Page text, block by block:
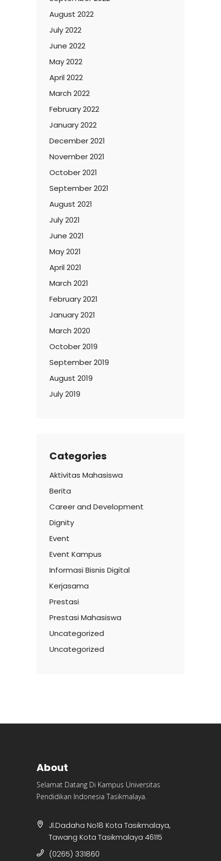
August 2022
July 2022
June 2022
May 2022
April 2022
March 2022
February 2022
January 2022
December 2021
November 2021
October 2021
September 2021
August 2021
July 2021
June 2021
May 2021
April 2021
March 2021
February 2021
January 2021
March 2020
October 2019
September 2019
August 2019
July 2019
Categories
Aktivitas Mahasiswa
Berita
Career and Development
Dignity
Event
Event Kampus
Informasi Bisnis Digital
Kerjasama
Prestasi
Prestasi Mahasiswa
Uncategorized
Uncategorized
About
Selamat Datang Di Kampus Universitas
Pendidikan Indonesia Tasikmalaya.
Jl.Dadaha No18 Kota Tasikmalaya,
Tawang Kota Tasikmalaya 46115
(0265) 331860